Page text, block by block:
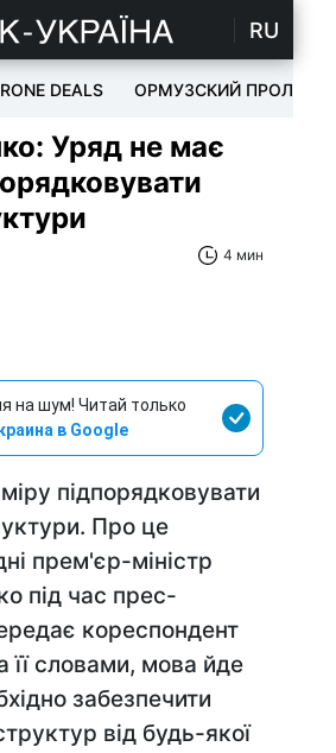
RU
DEALS ОРМУЗСКИЙ ПРОЛИВ
Уряд не має
4 мин
на шум! Читай только
в Google
підпорядковувати
Про це
прем'єр-міністр
під час прес-
кореспондент
її словами, мова йде
забезпечити
від будь-якої